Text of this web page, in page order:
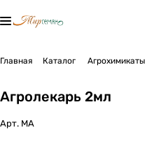
Главная Каталог Агрохимикаты
Агролекарь 2мл
Арт. МА